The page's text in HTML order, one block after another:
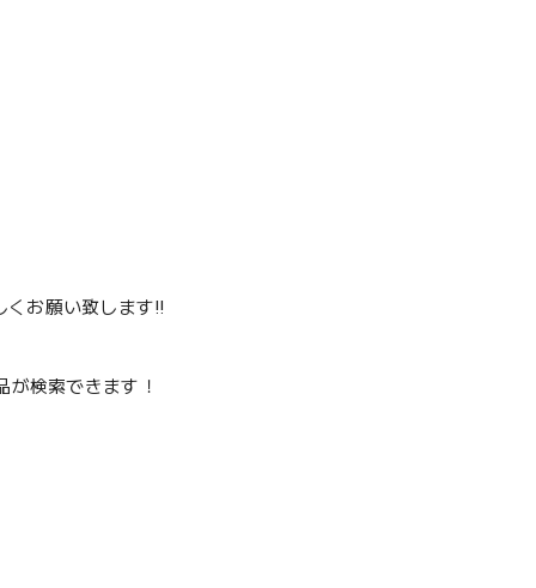
お願い致します‼️
検索できます！